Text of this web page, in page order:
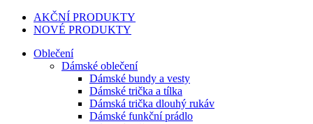
AKČNÍ PRODUKTY
NOVÉ PRODUKTY
Oblečení
Dámské oblečení
Dámské bundy a vesty
Dámské trička a tílka
Dámská trička dlouhý rukáv
Dámské funkční prádlo